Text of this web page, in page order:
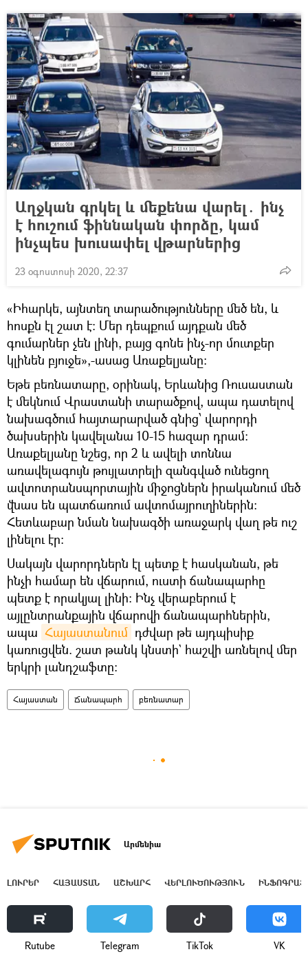
Աղջկան գրկել և մեքենա վարել․ ինչ
է հուշում ֆիննական փորձը, կամ
ինչպես խուսափել վթարներից
23 օգոստոսի 2020, 22:37
«Իհարկե, այնտեղ տարածությունները մեծ են, և
հոսքն էլ շատ է։ Մեր դեպքում այդքան մեծ
գումարներ չեն լինի, բայց գոնե ինչ-որ մուտքեր
կլինեն բյուջե»,-ասաց Առաքելյանը։
Եթե բեռնատարը, օրինակ, Երևանից Ռուսաստան
է մեկնում Վրաստանի տարածքով, ապա դատելով
նախագծում հայտարարված գնից՝ վարորդի
ծախսերին կավելանա 10-15 հազար դրամ։
Առաքելյանը նշեց, որ 2 և ավելի տոննա
առավելագույն թույլատրելի զանգված ունեցող
ավտոտրանսպորտային միջոցներն իրականում մեծ
վնաս են պատճառում ավտոմայրուղիներին:
Հետևաբար նման նախագծի առաջարկ վաղ թե ուշ
լինելու էր։
Սակայն վարորդներն էլ պետք է հասկանան, թե
ինչի համար են վճարում, ուստի ճանապարհը
պետք է որակյալ լինի։ Ինչ վերաբերում է
այլընտրանքային վճարովի ճանապարհներին,
ապա Հայաստանում դժվար թե այդպիսիք
կառուցվեն. շատ թանկ կնստի` հաշվի առնելով մեր
երկրի լանդշաֆտը։
Հայաստան Ճանապարհ բեռնատար
Արմենիա
ԼՈՒՐԵՐ ՀԱՅԱՍՏԱՆ ԱՇԽԱՐՀ ՎԵՐԼՈՒԾՈՒԹՅՈՒՆ
Rutube Telegram ТikТоk VK